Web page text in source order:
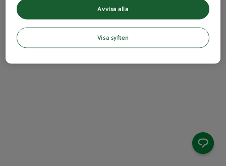
Avvisa alla
Visa syften